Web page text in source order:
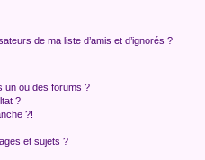
de ma liste d’amis et d’ignorés ?
un ou des forums ?
?
?!
et sujets ?